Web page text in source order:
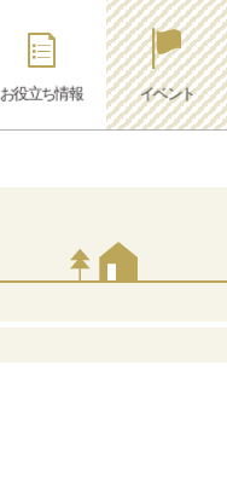
お役立ち情報 イベント